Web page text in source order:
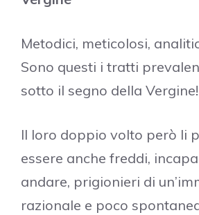
Metodici, meticolosi,
Sono questi i tratti
sotto il segno della Vergine!
Il loro doppio volto però li
essere anche freddi,
andare, prigionieri di
razionale e poco